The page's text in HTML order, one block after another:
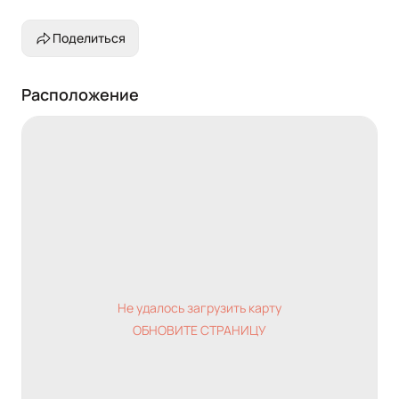
Поделиться
Расположение
Не удалось загрузить карту
ОБНОВИТЕ СТРАНИЦУ